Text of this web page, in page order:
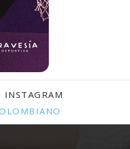
INSTAGRAM